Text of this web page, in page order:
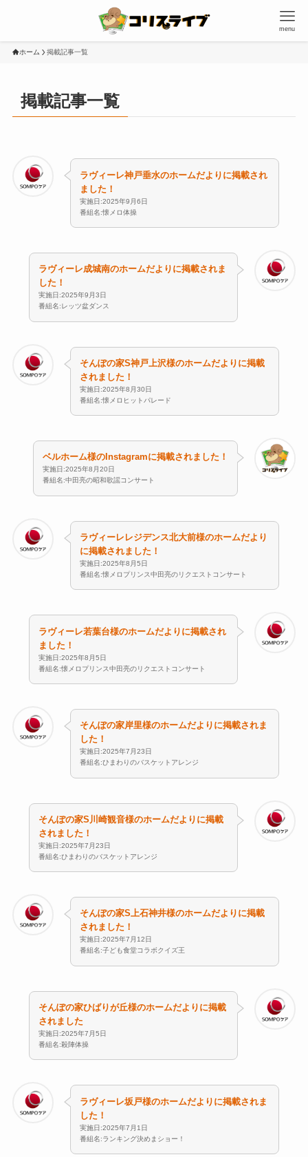
menu
ホーム 掲載記事一覧
掲載記事一覧
ラヴィーレ神戸垂水のホームだよりに掲載され
ました！
実施日:2025年9月6日
番組名:懐メロ体操
ラヴィーレ成城南のホームだよりに掲載されま
した！
実施日:2025年9月3日
番組名:レッツ盆ダンス
そんぽの家S神戸上沢様のホームだよりに掲載
されました！
実施日:2025年8月30日
番組名:懐メロヒットパレード
ベルホーム様のInstagramに掲載されました！
実施日:2025年8月20日
番組名:中田亮の昭和歌謡コンサート
ラヴィーレレジデンス北大前様のホームだより
に掲載されました！
実施日:2025年8月5日
番組名:懐メロプリンス中田亮のリクエストコンサート
ラヴィーレ若葉台様のホームだよりに掲載され
ました！
実施日:2025年8月5日
番組名:懐メロプリンス中田亮のリクエストコンサート
そんぽの家岸里様のホームだよりに掲載されま
した！
実施日:2025年7月23日
番組名:ひまわりのバスケットアレンジ
そんぽの家S川崎観音様のホームだよりに掲載
されました！
実施日:2025年7月23日
番組名:ひまわりのバスケットアレンジ
そんぽの家S上石神井様のホームだよりに掲載
されました！
実施日:2025年7月12日
番組名:子ども食堂コラボクイズ王
そんぽの家ひばりが丘様のホームだよりに掲載
されました
実施日:2025年7月5日
番組名:殺陣体操
ラヴィーレ坂戸様のホームだよりに掲載されま
した！
実施日:2025年7月1日
番組名:ランキング決めまショー！